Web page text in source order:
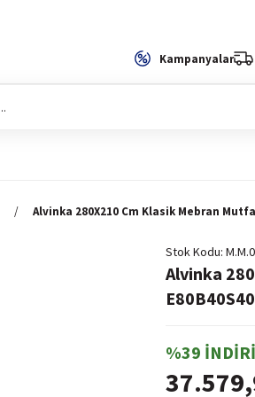
Kampanyalar
Alvinka 280X210 Cm Klasik Mebran
Stok Kodu
Alvinka
%39